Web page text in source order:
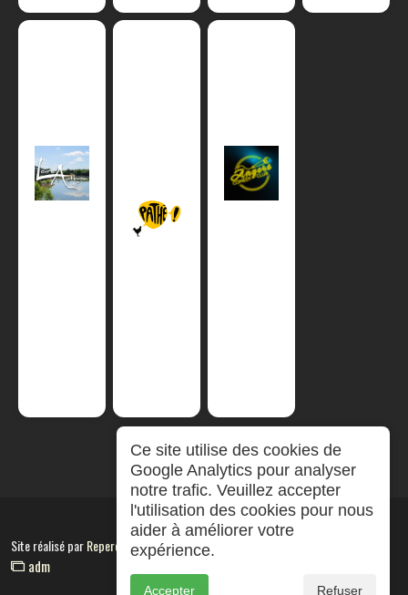
Site réalisé parRepereCom
adm
Ce site utilise des cookies de
Google Analytics pour analyser
notre trafic. Veuillez accepter
l'utilisation des cookies pour nous
aider à améliorer votre
expérience.
Accepter Refuser